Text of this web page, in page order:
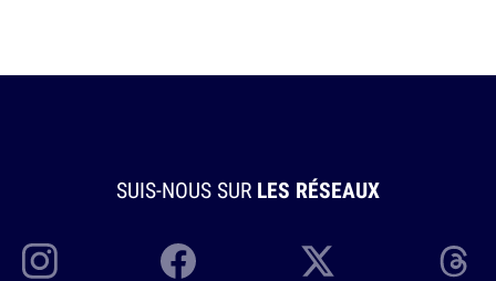
SUIS-NOUS SUR LES RÉSEAUX